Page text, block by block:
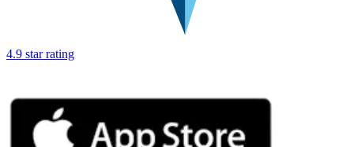
4.9 star rating